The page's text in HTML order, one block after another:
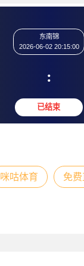
2026-06-
:
咪咕体育 免